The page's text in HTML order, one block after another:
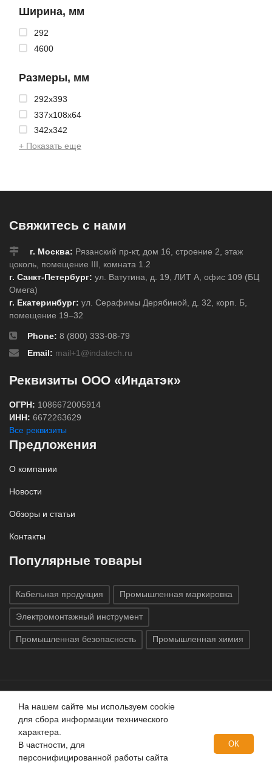
Ширина, мм
292
4600
Размеры, мм
292x393
337x108x64
342x342
+ Показать еще
Свяжитесь с нами
г. Москва: Рязанский пр-кт, дом 16, строение 2, этаж
цоколь, помещение III, комната 1.2
г. Санкт-Петербург: ул. Ватутина, д. 19, ЛИТ А, офис 109 (БЦ
Омега)
г. Екатеринбург: ул. Серафимы Дерябиной, д. 32, корп. Б,
помещение 19–32
Phone: 8 (800) 333-08-79
Email: mail+1@indatech.ru
Реквизиты ООО «Индатэк»
ОГРН: 1086672005914
ИНН: 6672263629
Все реквизиты
Предложения
О компании
Новости
Обзоры и статьи
Контакты
Популярные товары
Кабельная продукция Промышленная маркировка
Электромонтажный инструмент
Промышленная безопасность Промышленная химия
Все права защищены © 2020 ГК «Индатэк»
защищены.Использование материалов с сайта запрещено.
Данный сайт не является публичной офертой, определяемой
положениями статей 437 (2) ГК РФ.
На нашем сайте мы используем cookie
для сбора информации технического
характера.
В частности, для
персонифицированной работы сайта
ОК